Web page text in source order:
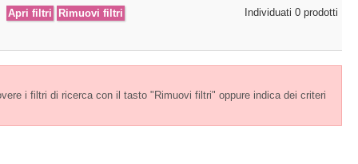
Individuati 0 prodotti
i filtri di ricerca con il tasto "Rimuovi filtri" oppure indica dei criteri